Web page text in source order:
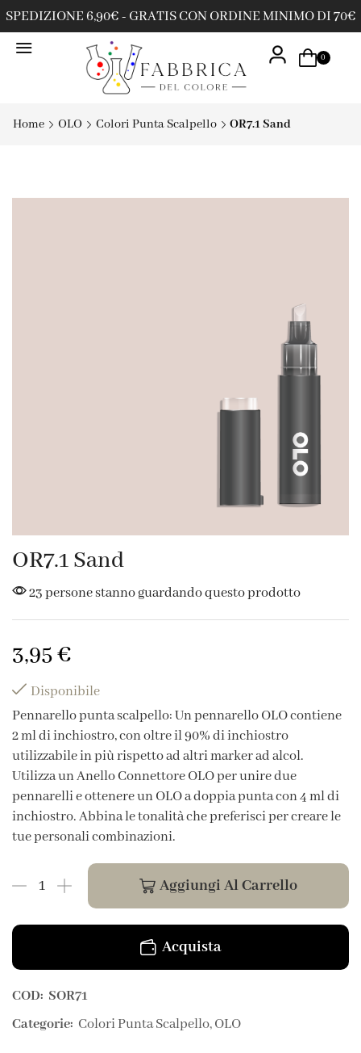
SPEDIZIONE 6,90€ - GRATIS CON ORDINE MINIMO DI 70€
0
Home OLO Colori Punta Scalpello OR7.1 Sand
OR7.1 Sand
23 persone stanno guardando questo prodotto
3,95€
Disponibile
Pennarello punta scalpello: Un pennarello OLO contiene
2 ml di inchiostro, con oltre il 90% di inchiostro
utilizzabile in più rispetto ad altri marker ad alcol.
Utilizza un Anello Connettore OLO per unire due
pennarelli e ottenere un OLO a doppia punta con 4 ml di
inchiostro. Abbina le tonalità che preferisci per creare le
tue personali combinazioni.
Aggiungi Al Carrello
Acquista
COD: SOR71
Categorie: Colori Punta Scalpello,OLO